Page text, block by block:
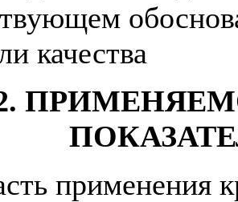
качества
применения